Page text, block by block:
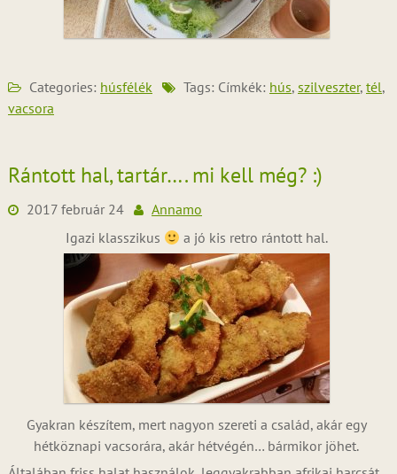
Categories: húsfélék Tags: Címkék: hús, szilveszter, tél,
vacsora
Rántott hal, tartár…. mi kell még? :)
2017 február 24
Annamo
Igazi klasszikus
a jó kis retro rántott hal.
Gyakran készítem, mert nagyon szereti a család, akár egy
hétköznapi vacsorára, akár hétvégén… bármikor jöhet.